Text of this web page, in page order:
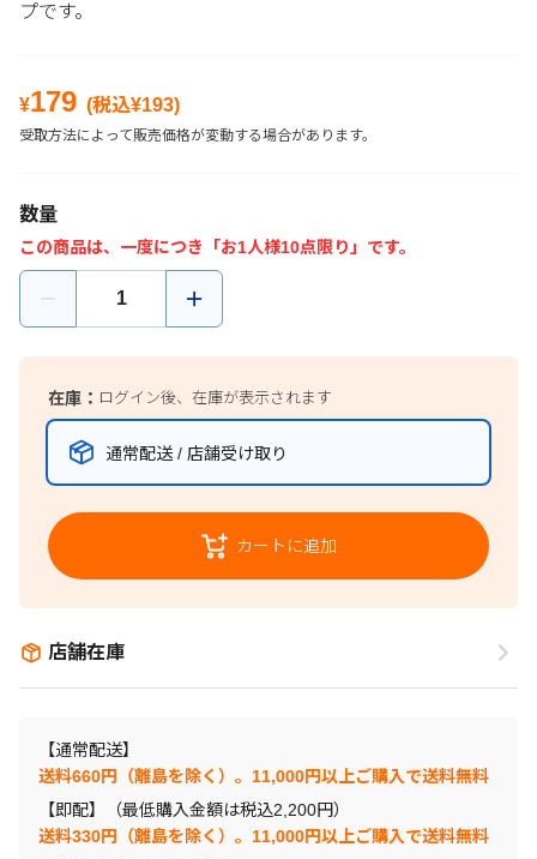
プです。
¥179 (税込¥193)
受取方法によって販売価格が変動する場合があります。
数量
この商品は、一度につき「お1人様10点限り」です。
在庫： ログイン後、在庫が表示されます
通常配送 / 店舗受け取り
カートに追加
店舗在庫
【通常配送】
送料660円（離島を除く）。11,000円以上ご購入で送料無料
【即配】（最低購入金額は税込2,200円）
送料330円（離島を除く）。11,000円以上ご購入で送料無料